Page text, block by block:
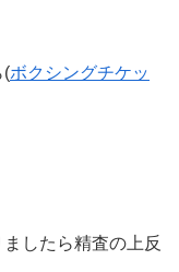
(ボクシングチケッ
したら精査の上反